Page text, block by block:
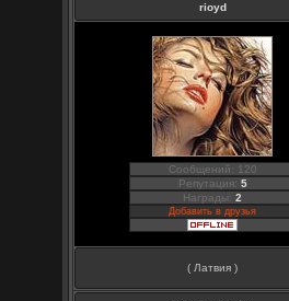
rioyd
Сообщений: 120
Репутация: 5
Награды:2
Добавить в друзья
( Латвия )